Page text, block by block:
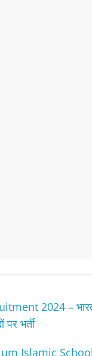
2024 –
पर भर्ती
Islamic